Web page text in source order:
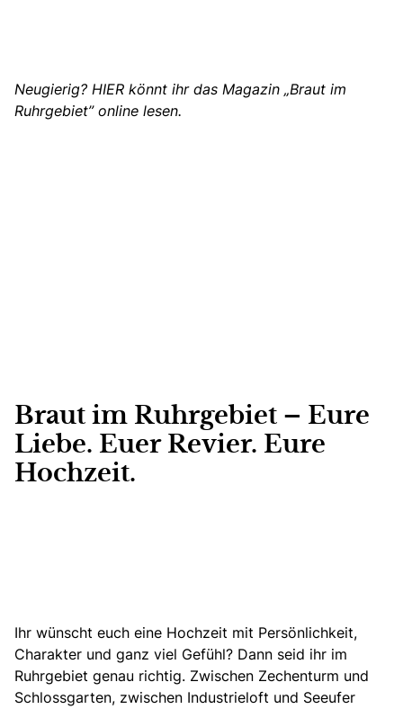
Neugierig? HIER könnt ihrdas Magazin „Braut im
Ruhrgebiet” online lesen.
Braut im Ruhrgebiet – Eure
Liebe. Euer Revier. Eure
Hochzeit.
Ihr wünscht euch eine Hochzeit mit Persönlichkeit,
Charakter und ganz viel Gefühl? Dann seid ihr im
Ruhrgebiet genau richtig. Zwischen Zechenturm und
Schlossgarten, zwischen Industrieloft und Seeufer